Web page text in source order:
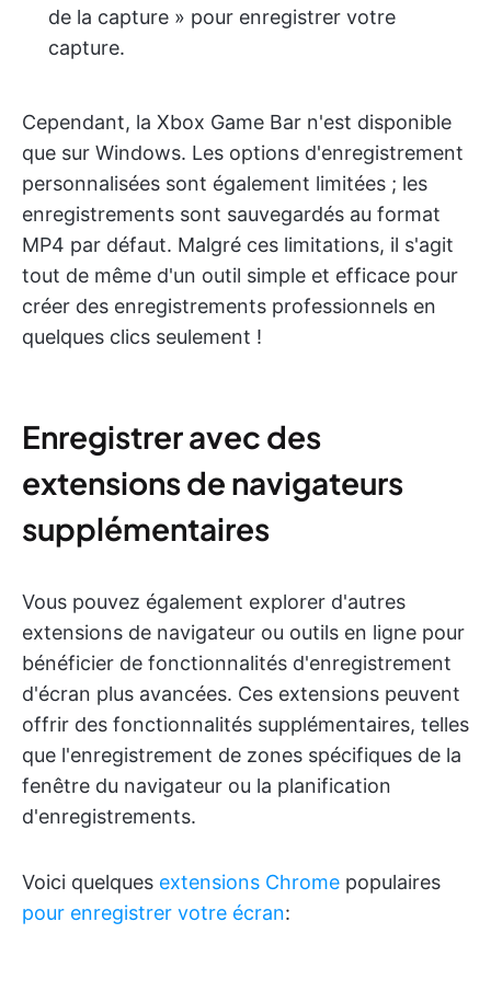
de la capture » pour enregistrer votre
capture.
Cependant, la Xbox Game Bar n'est disponible
que sur Windows. Les options d'enregistrement
personnalisées sont également limitées ; les
enregistrements sont sauvegardés au format
MP4 par défaut. Malgré ces limitations, il s'agit
tout de même d'un outil simple et efficace pour
créer des enregistrements professionnels en
quelques clics seulement !
Enregistrer avec des
extensions de navigateurs
supplémentaires
Vous pouvez également explorer d'autres
extensions de navigateur ou outils en ligne pour
bénéficier de fonctionnalités d'enregistrement
d'écran plus avancées. Ces extensions peuvent
offrir des fonctionnalités supplémentaires, telles
que l'enregistrement de zones spécifiques de la
fenêtre du navigateur ou la planification
d'enregistrements.
Voici quelques extensions Chrome populaires
pour enregistrer votre écran: